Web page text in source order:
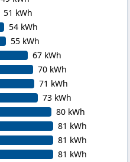
51 kWh
54 kWh
55 kWh
67 kWh
70 kWh
71 kWh
73 kWh
80 kWh
81 kWh
81 kWh
81 kWh